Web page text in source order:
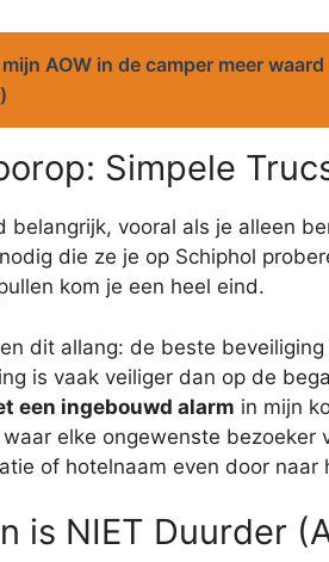
AOW in de camper meer
Simpele
belangrijk, vooral als je alleen
die ze je op Schiphol
kom je een heel eind.
dit allang: de beste
is vaak veiliger dan op de
een ingebouwd alarm in mijn
elke ongewenste bezoeker
of hotelnaam even door
is NIET Duurder